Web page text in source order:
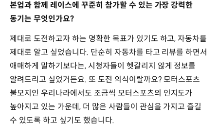
본업과 함께 레이스에 꾸준히 참가할 수 있는 가장 강력한
동기는 무엇인가요?
제대로 도전하고자 하는 명확한 목표가 있기도 하고, 자동차를
제대로 알고 싶었습니다. 단순히 자동차를 타고 리뷰를 하면서
애매하게 말하기보다는, 시청자들이 헷갈리지 않게 정보를
알려드리고 싶었거든요. 또 도전 의식이랄까요? 모터스포츠
불모지인 우리나라에서도 조금씩 모터스포츠의 인지도가
높아지고 있는 가운데, 더 많은 사람들이 관심을 가지고 즐길
수 있도록 하고 싶기도 했습니다.